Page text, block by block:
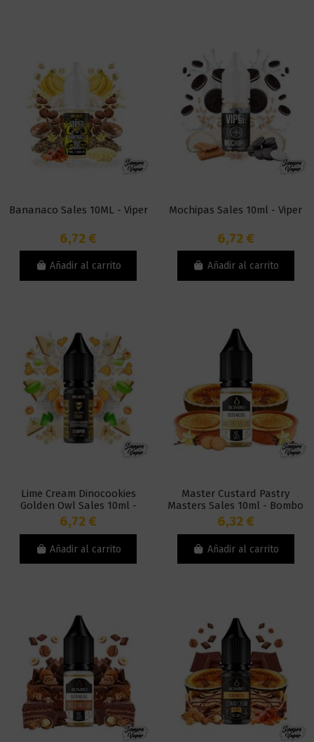
Bananaco Sales 10ML - Viper
6,72 €
Añadir al carrito
Mochipas Sales 10ml - Viper
6,72 €
Añadir al carrito
Lime Cream Dinocookies
Golden Owl Sales 10ml -
Viper
6,72 €
Añadir al carrito
Master Custard Pastry
Masters Sales 10ml - Bombo
6,32 €
Añadir al carrito